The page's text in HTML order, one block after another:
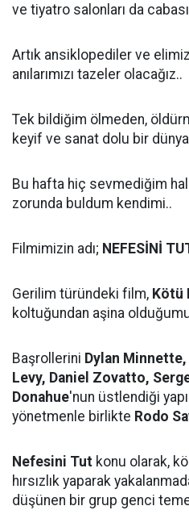
ve tiyatro salonları da
Artık ansiklopediler ve
anılarımızı tazeler olacağız..
Tek bildiğim ölmeden,
keyif ve sanat dolu bir
Bu hafta hiç sevmediğim
zorunda buldum kendimi..
Filmimizin adı; NEFESİNİ
Gerilim türündeki film, Kötü
koltuğundan aşina
Başrollerini Dylan
Levy, Daniel Zovatto,
Donahue'nun üstlendiği
yönetmenle birlikte Rodo
Nefesini Tut konu olarak,
hırsızlık yaparak
düşünen bir grup genci